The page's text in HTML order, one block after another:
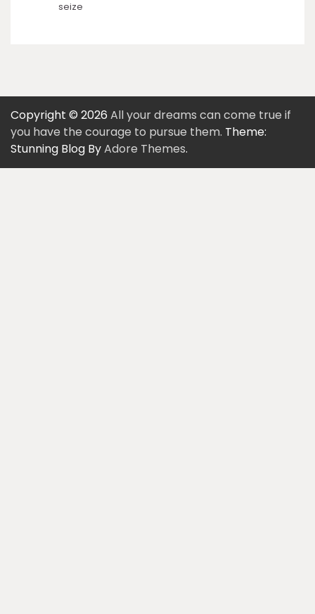
seize
Copyright © 2026 All your dreams can come true if
you have the courage to pursue them. Theme:
Stunning Blog ByAdore Themes.